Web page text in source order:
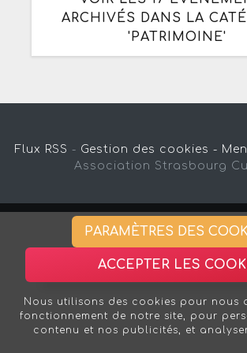
ARCHIVÉS DANS LA
'PATRIMOINE'
Flux RSS - Gestion des cookies -
Association Strasbourg
PARAMÈTRES DES
ACCEPTER LES
Nous utilisons des cookies pour nous
fonctionnement de notre site, pour
contenu et nos publicités, et